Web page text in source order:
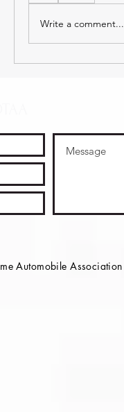
Write a comment...
Automobile Association